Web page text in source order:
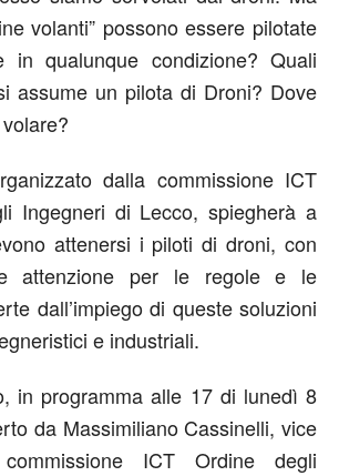
volanti” possono essere pilotate
in qualunque condizione? Quali
assume un pilota di Droni? Dove
dalla commissione ICT
Ingegneri di Lecco, spiegherà a
attenersi i piloti di droni, con
attenzione per le regole e le
dall’impiego di queste soluzioni
e industriali.
in programma alle 17 di lunedì 8
da Massimiliano Cassinelli, vice
commissione ICT Ordine degli